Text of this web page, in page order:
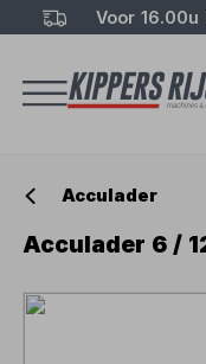
Voor
Acculader
Acculader 6 /